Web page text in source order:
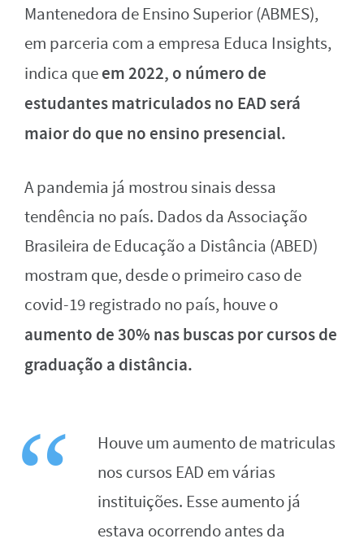
Mantenedora de Ensino Superior (ABMES),
em parceria com a empresa Educa Insights,
indica queem 2022, o número de
estudantes matriculados no EAD será
maior do que no ensino presencial.
A pandemia já mostrou sinais dessa
tendência no país. Dados da Associação
Brasileira de Educação a Distância (ABED)
mostram que, desde o primeiro caso de
covid-19 registrado no país, houve o
aumento de 30% nas buscas por cursos de
graduação a distância.
Houve um aumento de matriculas
nos cursos EAD em várias
instituições. Esse aumento já
estava ocorrendo antes da